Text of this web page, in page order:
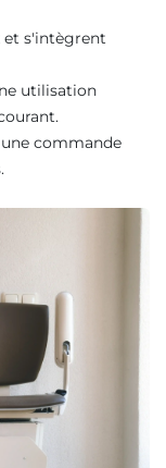
et s'intègrent
utilisation
commande